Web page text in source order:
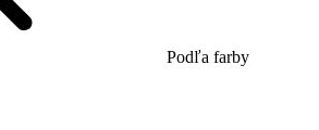
Podľa farby